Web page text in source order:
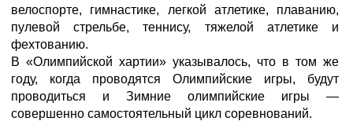
велоспорте, гимнастике, легкой атлетике, плаванию,
пулевой стрельбе, теннису, тяжелой атлетике и
фехтованию.
В «Олимпийской хартии» указывалось, что в том же
году, когда проводятся Олимпийские игры, будут
проводиться и Зимние олимпийские игры —
совершенно самостоятельный цикл соревнований.